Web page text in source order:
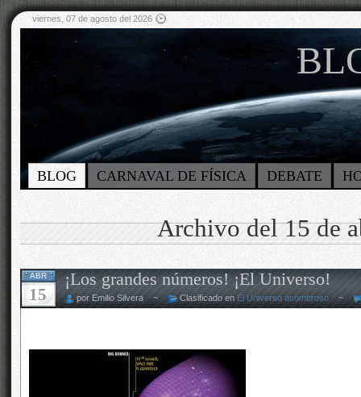
viernes, 07 de agosto del 2026
BLOG CARNAVAL DE FÍSICA DEBATE
Archivo del 15 de
ABR
15
¡Los grandes números! ¡El Universo!
por Emilio Silvera ~ Clasificado en El Universo asombroso~